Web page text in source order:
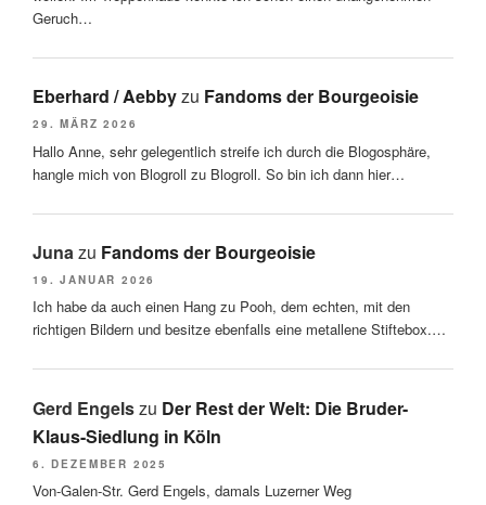
Geruch…
Eberhard / Aebbyzu Fandoms der Bourgeoisie
29. MÄRZ 2026
Hallo Anne, sehr gelegentlich streife ich durch die Blogosphäre,
hangle mich von Blogroll zu Blogroll. So bin ich dann hier…
Junazu Fandoms der Bourgeoisie
19. JANUAR 2026
Ich habe da auch einen Hang zu Pooh, dem echten, mit den
richtigen Bildern und besitze ebenfalls eine metallene Stiftebox.…
Gerd Engelszu Der Rest der Welt: Die Bruder-
Klaus-Siedlung in Köln
6. DEZEMBER 2025
Von-Galen-Str. Gerd Engels, damals Luzerner Weg